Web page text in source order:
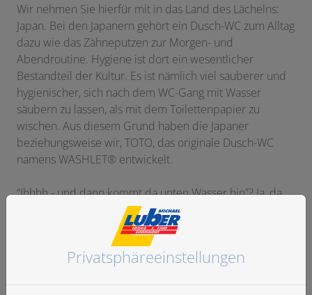
Wir nehmen Sie hierfür mit in das Land des Lächelns:
Japan. Bei den Japanern gehört ein Dusch-WC zum Alltag
dazu wie das Zähneputzen zur Morgen- und
Abendroutine. Hygiene ist dort ein wesentlicher
Bestandteil der Kultur. Es ist nämlich viel sauberer und
hygienischer, sich nach dem WC-Gang mit Wasser
säubern zu lassen, als mit dem Toilettenpapier zu
wischen. Aus diesem Grund haben die Japaner
beziehungsweise wir, TOTO, das originale Dusch-WC
namens WASHLET® entwickelt.
“Ihhhh - und dann kommt da unten Wasser hin”? Ja, da
kommt Wasser hin, aber “Ihhhh” kann man nicht gerade
sagen, denn die Reinigung mit Wasser ist auch auf der
Toilette wesentlich hygienischer.
Privatsphäre­einstellungen